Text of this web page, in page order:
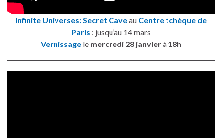
Infinite Universes: Secret Caveau Centre tchèque de
Paris : jusqu’au 14 mars
Vernissage le mercredi 28 janvierà 18h